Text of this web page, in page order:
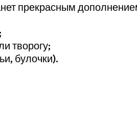
прекрасным
творогу;
булочки).